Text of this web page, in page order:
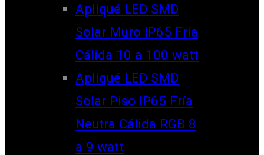
Apliqué LED SMD
Solar Muro IP65 Fría
Cálida 10 a 100 watt
Apliqué LED SMD
Solar Piso IP65 Fría
Neutra Cálida RGB 8
a 9 watt